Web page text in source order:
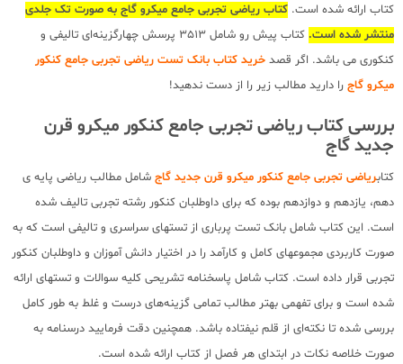
کتاب ارائه شده است. کتاب ریاضی تجربی جامع میکرو گاج به صورت تک جلدی
منتشر شده است.
کتاب پیش رو شامل 3513 پرسش چهارگزینه‌ای تالیفی و
کنکوری می باشد. اگر قصد خرید کتاب بانک تست ریاضی تجربی جامع کنکور
میکرو گاج را دارید مطالب زیر را از دست ندهید!
بررسی کتاب ریاضی تجربی جامع کنکور میکرو قرن
جدید گاج
کتابریاضی تجربی جامع کنکور میکرو قرن جدید گاج شامل مطالب ریاضی پایه ی
دهم، یازدهم و دوازدهم بوده که برای داوطلبان کنکور رشته تجربی تالیف شده
است. این کتاب شامل بانک تست پرباری از تستهای سراسری و تالیفی است که به
صورت کاربردی مجموعهای کامل و کارآمد را در اختیار دانش آموزان و داوطلبان کنکور
تجربی قرار داده است. کتاب شامل پاسخنامه تشریحی کلیه سوالات و تستهای ارائه
شده است و برای تفهمی بهتر مطالب تمامی گزینه‌های درست و غلط به طور کامل
بررسی شده تا نکته‌ای از قلم نیفتاده باشد. همچنین دقت فرمایید درسنامه به
صورت خلاصه نکات در ابتدای هر فصل از کتاب ارائه شده است.